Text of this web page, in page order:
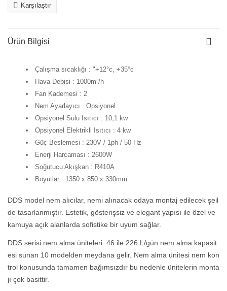
Karşılaştır
Ürün Bilgisi
Çalışma sıcaklığı : "+12°c, +35°c
Hava Debisi : 1000m³/h
Fan Kademesi : 2
Nem Ayarlayıcı : Opsiyonel
Opsiyonel Sulu Isıtıcı : 10,1 kw
Opsiyonel Elektrikli Isıtıcı : 4 kw
Güç Beslemesi : 230V / 1ph / 50 Hz
Enerji Harcaması : 2600W
Soğutucu Akışkan : R410A
Boyutlar : 1350 x 850 x 330mm
DDS model nem alıcılar, nemi alınacak odaya montaj edilecek şeil
de tasarlanmıştır. Estetik, gösterişsiz ve elegant yapısı ile özel ve
kamuya açık alanlarda sofistike bir uyum sağlar.
DDS serisi nem alma üniteleri 46 ile 226 L/gün nem alma kapasit
esi sunan 10 modelden meydana gelir. Nem alma ünitesi nem kon
trol konusunda tamamen bağımsızdır bu nedenle ünitelerin monta
jı çok basittir.